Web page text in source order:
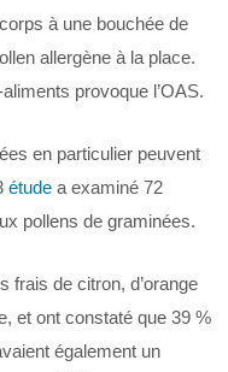
à une bouchée de
allergène à la place.
provoque l’OAS.
en particulier peuvent
étude a examiné 72
pollens de graminées.
frais de citron, d’orange
et ont constaté que 39 %
également un